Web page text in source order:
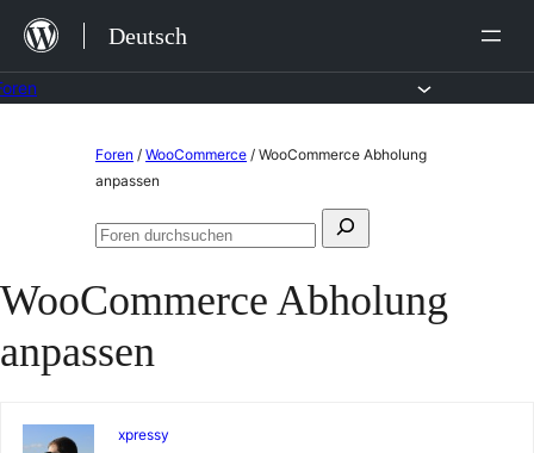
Zum
Inhalt
springen
Deutsch
Foren / WooCommerce / WooCommerce Abholung
anpassen
Suchen
Foren
WooCommerce Abholung
anpassen
xpressy